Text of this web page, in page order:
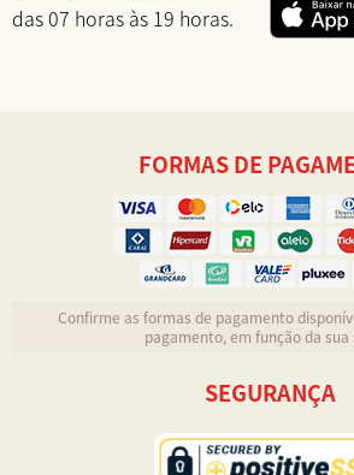
das 07 horas às 19 horas.
FORMAS DE
Confirme as formas de pagamento
pagamento, em função da sua
SEGURANÇA